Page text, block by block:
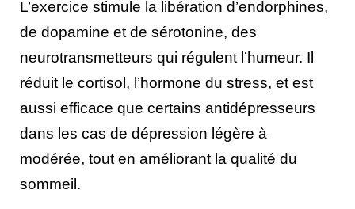
L’exercice stimule la libération d’endorphines,
de dopamine et de sérotonine, des
neurotransmetteurs qui régulent l’humeur. Il
réduit le cortisol, l’hormone du stress, et est
aussi efficace que certains antidépresseurs
dans les cas de dépression légère à
modérée, tout en améliorant la qualité du
sommeil.